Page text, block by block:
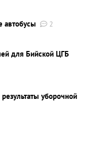
автобусы
2
для Бийской ЦГБ
уборочной